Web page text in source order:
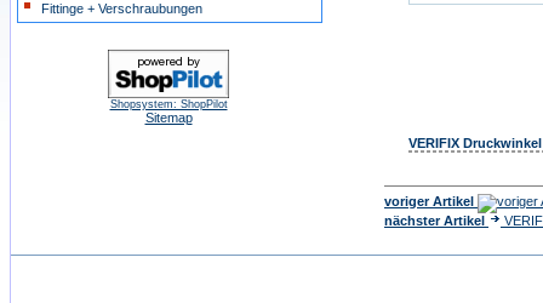
Fittinge + Verschraubungen
Shopsystem: ShopPilot
Sitemap
VERIFIX
voriger Artikel
nächster Artikel